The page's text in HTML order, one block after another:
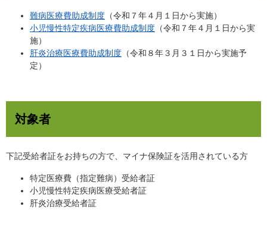
難病医療費助成制度 （令和７年４月１日から実施）
小児慢性特定疾病医療費助成制度 （令和７年４月１日から実
施）
肝炎治療医療費助成制度 （令和８年３月３１日から実施予
定）
対象者
下記受給者証をお持ちの方で、マイナ保険証を活用されている方
特定医療費（指定難病）受給者証
小児慢性特定疾病医療受給者証
肝炎治療受給者証